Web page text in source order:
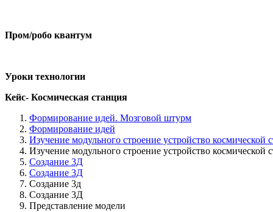
Пром/робо квантум
Уроки технологии
Кейс- Космическая станция
Формирование идей. Мозговой штурм
Формирование идей
Изучение модульного строение устройство космической
Изучение модульного строение устройство космической
Создание 3Д
Создание 3Д
Создание 3д
Создание 3Д
Представление модели